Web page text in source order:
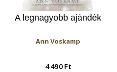
A legnagyobb ajándék
Ann Voskamp
4 490 Ft